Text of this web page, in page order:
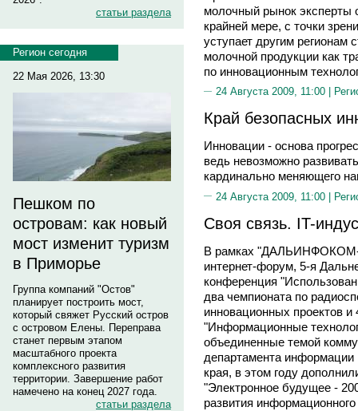
статьи раздела
Регион сегодня
22 Мая 2026, 13:30
Пешком по
островам: как новый
мост изменит туризм
в Приморье
Группа компаний "Остов"
планирует построить мост,
который свяжет Русский остров
с островом Елены. Переправа
станет первым этапом
масштабного проекта
комплексного развития
территории. Завершение работ
намечено на конец 2027 года.
статьи раздела
молочный рынок эксперты
крайней мере, с точки
уступает другим
молочной продукции как
по инновационным
24 Августа 2009, 11:00 |
Край безопасных
Инновации - основа
ведь невозможно
кардинально меняющего
24 Августа 2009, 11:00 |
Своя связь. IT-
В рамках "ДАЛЬИНФОКОМ-
интернет-форум, 5-я
конференция
два чемпионата по
инновационных проектов и
"Информационные
объединенные темой
департамента информации
края, в этом году
"Электронное будущее -
развития